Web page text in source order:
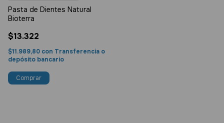
Pasta de Dientes Natural
Bioterra
$13.322
$11.989,80 con Transferencia o
depósito bancario